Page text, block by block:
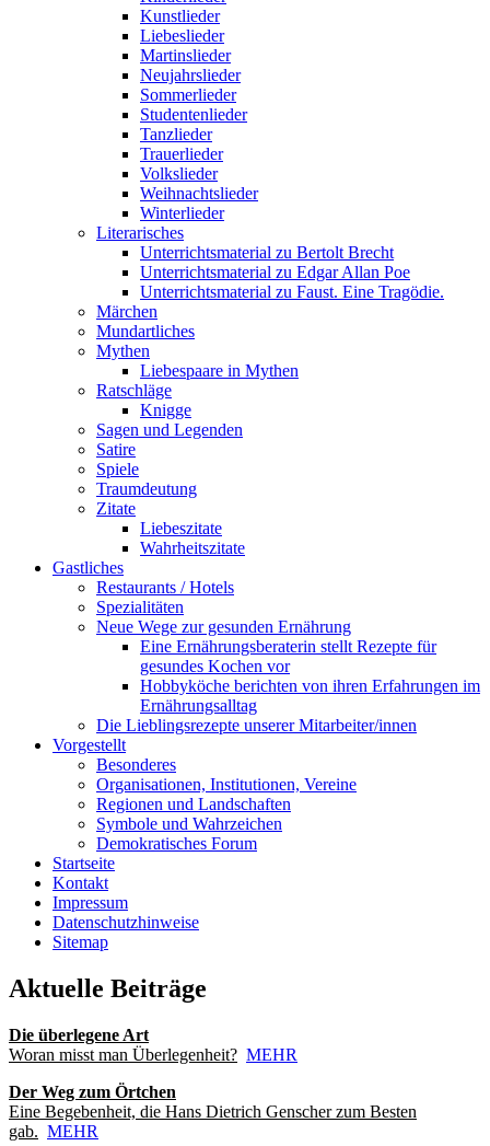
Kunstlieder
Liebeslieder
Martinslieder
Neujahrslieder
Sommerlieder
Studentenlieder
Tanzlieder
Trauerlieder
Volkslieder
Weihnachtslieder
Winterlieder
Literarisches
Unterrichtsmaterial zu Bertolt Brecht
Unterrichtsmaterial zu Edgar Allan Poe
Unterrichtsmaterial zu Faust. Eine Tragödie.
Märchen
Mundartliches
Mythen
Liebespaare in Mythen
Ratschläge
Knigge
Sagen und Legenden
Satire
Spiele
Traumdeutung
Zitate
Liebeszitate
Wahrheitszitate
Gastliches
Restaurants / Hotels
Spezialitäten
Neue Wege zur gesunden Ernährung
Eine Ernährungsberaterin stellt Rezepte für
gesundes Kochen vor
Hobbyköche berichten von ihren Erfahrungen im
Ernährungsalltag
Die Lieblingsrezepte unserer Mitarbeiter/innen
Vorgestellt
Besonderes
Organisationen, Institutionen, Vereine
Regionen und Landschaften
Symbole und Wahrzeichen
Demokratisches Forum
Startseite
Kontakt
Impressum
Datenschutzhinweise
Sitemap
Aktuelle Beiträge
Die überlegene Art
Woran misst man Überlegenheit? MEHR
Der Weg zum Örtchen
Eine Begebenheit, die Hans Dietrich Genscher zum Besten
gab. MEHR